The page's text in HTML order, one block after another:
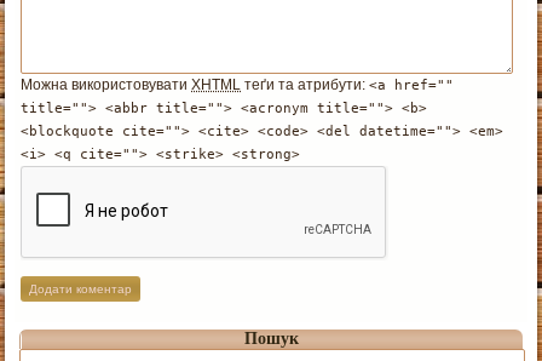
Можна використовуватиXHTML теґи та атрибути:<a href=""
title=""> <abbr title=""> <acronym title=""> <b>
<blockquote cite=""> <cite> <code> <del datetime=""> <em>
<i> <q cite=""> <strike> <strong>
Пошук